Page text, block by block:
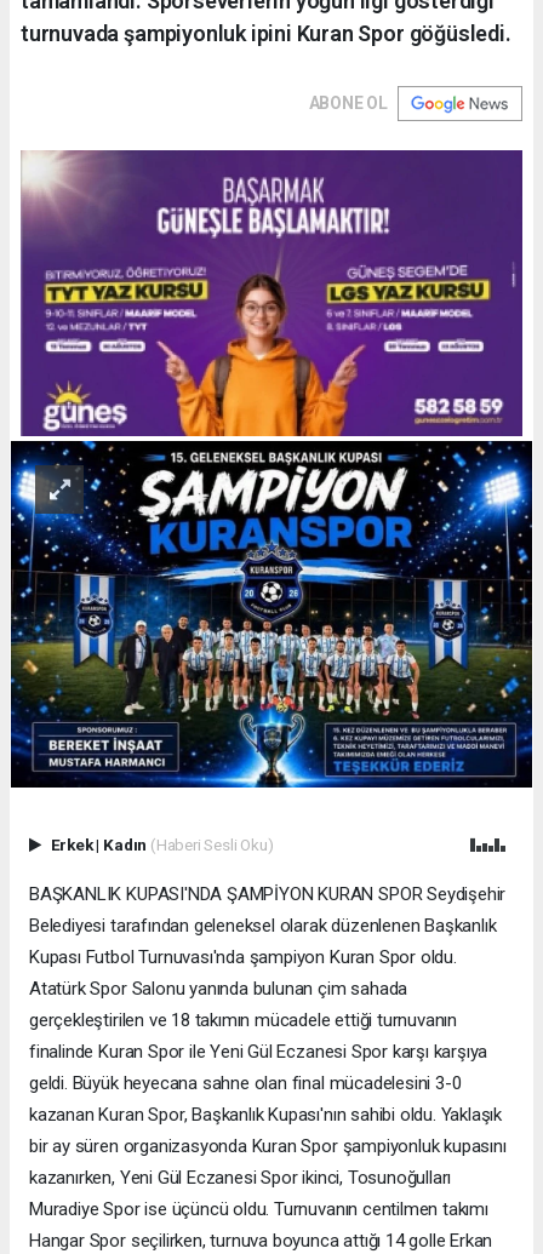
turnuvada şampiyonluk ipini Kuran Spor göğüsledi.
ABONE OL
Erkek| Kadın (Haberi Sesli Oku)
BAŞKANLIK KUPASI'NDA ŞAMPİYON KURAN SPOR Seydişehir
Belediyesi tarafından geleneksel olarak düzenlenen Başkanlık
Kupası Futbol Turnuvası'nda şampiyon Kuran Spor oldu.
Atatürk Spor Salonu yanında bulunan çim sahada
gerçekleştirilen ve 18 takımın mücadele ettiği turnuvanın
finalinde Kuran Spor ile Yeni Gül Eczanesi Spor karşı karşıya
geldi. Büyük heyecana sahne olan final mücadelesini 3-0
kazanan Kuran Spor, Başkanlık Kupası'nın sahibi oldu. Yaklaşık
bir ay süren organizasyonda Kuran Spor şampiyonluk kupasını
kazanırken, Yeni Gül Eczanesi Spor ikinci, Tosunoğulları
Muradiye Spor ise üçüncü oldu. Turnuvanın centilmen takımı
Hangar Spor seçilirken, turnuva boyunca attığı 14 golle Erkan